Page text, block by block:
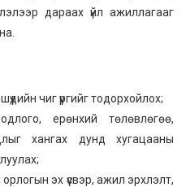
дараах үйл ажиллагааг
чиг үүргийг тодорхойлох;
ерөнхий төлөвлөгөө,
хангах дунд хугацааны
эх үүсвэр, ажил эрхлэлт,